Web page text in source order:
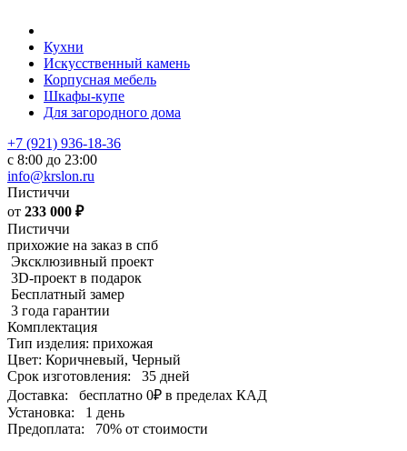
Кухни
Искусственный камень
Корпусная мебель
Шкафы-купе
Для загородного дома
+7 (921) 936-18-36
с 8:00 до 23:00
info@krslon.ru
Пистиччи
от 233 000 ₽
Пистиччи
прихожие на заказ в спб
Эксклюзивный проект
3D-проект в подарок
Бесплатный замер
3 года гарантии
Комплектация
Тип изделия: прихожая
Цвет: Коричневый, Черный
Срок изготовления:
35 дней
Доставка:
бесплатно 0₽ в пределах КАД
Установка:
1 день
Предоплата:
70% от стоимости